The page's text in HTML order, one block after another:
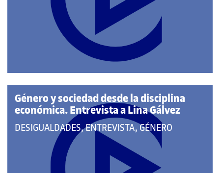
CATEGORÍAS:
Género y sociedad desde la disciplina
económica. Entrevista a Lina Gálvez
QUE
PERTENECE
DESIGUALDADES, ENTREVISTA, GÉNERO